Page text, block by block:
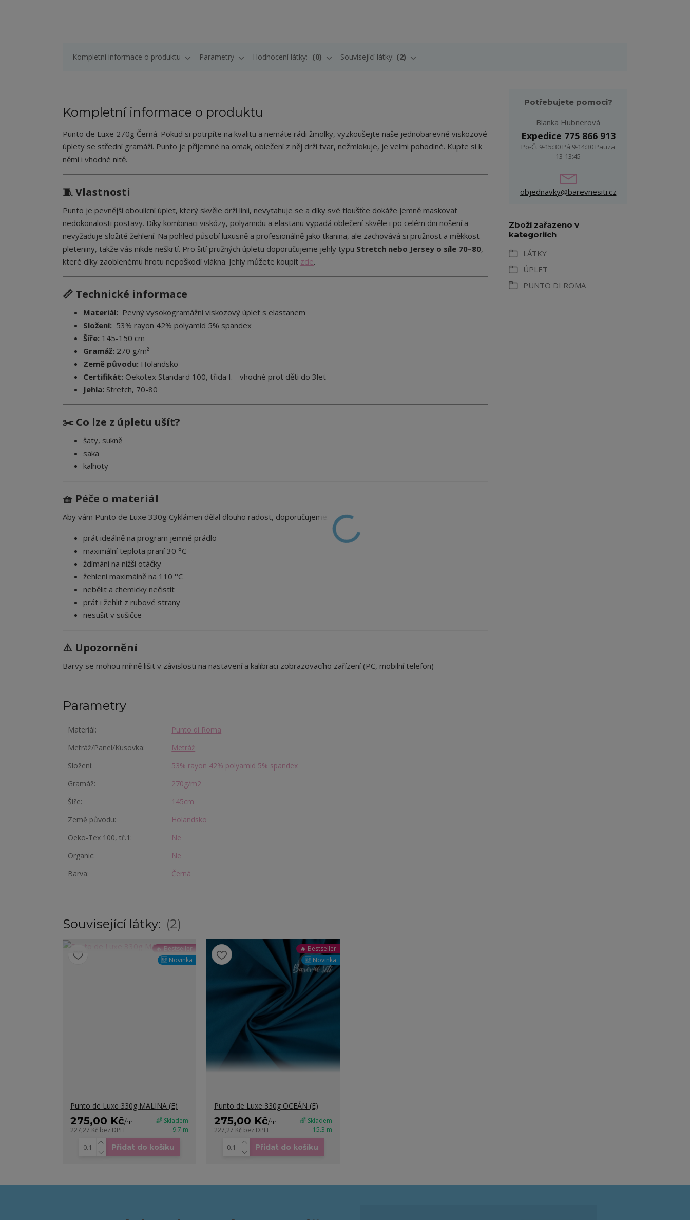
Kompletní informace o produktu Parametry Hodnocení látky: 0 Související látky: 2
Kompletní informace o produktu
Punto de Luxe 270g Černá. Pokud si potrpíte na kvalitu a nemáte rádi žmolky, vyzkoušejte naše jednobarevné viskozové
úplety se střední gramáží. Punto je příjemné na omak, oblečení z něj drží tvar, nežmlokuje, je velmi pohodlné. Kupte si k
němi i vhodné nitě.
🧵 Vlastnosti
Punto je pevnější oboulícní úplet, který skvěle drží linii, nevytahuje se a díky své tloušťce dokáže jemně maskovat
nedokonalosti postavy. Díky kombinaci viskózy, polyamidu a elastanu vypadá oblečení skvěle i po celém dni nošení a
nevyžaduje složité žehlení. Na pohled působí luxusně a profesionálně jako tkanina, ale zachovává si pružnost a měkkost
pleteniny, takže vás nikde neškrtí. Pro šití pružných úpletu doporučujeme jehly typu Stretch nebo Jersey o síle 70–80,
které díky zaoblenému hrotu nepoškodí vlákna. Jehly můžete koupit zde.
📏 Technické informace
Materiál: Pevný vysokogramážní viskozový úplet s elastanem
Složení: 53% rayon 42% polyamid 5% spandex
Šíře: 145-150 cm
Gramáž: 270 g/m²
Země původu: Holandsko
Certifikát: Oekotex Standard 100, třida I. - vhodné prot děti do 3let
Jehla: Stretch, 70-80
✂️ Co lze z úpletu ušít?
šaty, sukně
saka
kalhoty
🧺 Péče o materiál
Aby vám Punto de Luxe 330g Cyklámen dělal dlouho radost, doporučujeme:
prát ideálně na program jemné prádlo
maximální teplota praní 30 °C
ždímání na nižší otáčky
žehlení maximálně na 110 °C
nebělit a chemicky nečistit
prát i žehlit z rubové strany
nesušit v sušičce
⚠️ Upozornění
Barvy se mohou mírně lišit v závislosti na nastavení a kalibraci zobrazovacího zařízení (PC, mobilní telefon)
Parametry
Materiál
Punto di Roma
Metráž/Panel/Kusovka
Metráž
Složení
53% rayon 42% polyamid 5% spandex
Gramáž
270g/m2
Šíře
145cm
Země původu
Holandsko
Oeko-Tex 100, tř.1
Ne
Organic
Ne
Barva
Černá
Potřebujete pomoci?
Blanka Hubnerová
Expedice 775 866 913
Po-Čt 9-15:30 Pá 9-14:30 Pauza
13-13:45
objednavky@barevnesiti.cz
Zboží zařazeno v
kategoriích
LÁTKY
ÚPLET
PUNTO DI ROMA
Související látky: 2
🔥 Bestseller
🆕 Novinka
Punto de Luxe 330g MALINA (E)
275,00 Kč/m
227,27 Kč bez DPH
🌈 Skladem
9.7 m
Přidat do košíku
🔥 Bestseller
🆕 Novinka
Punto de Luxe 330g OCEÁN (E)
275,00 Kč/m
227,27 Kč bez DPH
🌈 Skladem
15.3 m
Přidat do košíku